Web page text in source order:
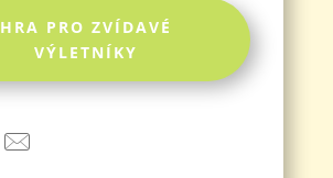
HRA PRO ZVÍDAVÉ
VÝLETNÍKY